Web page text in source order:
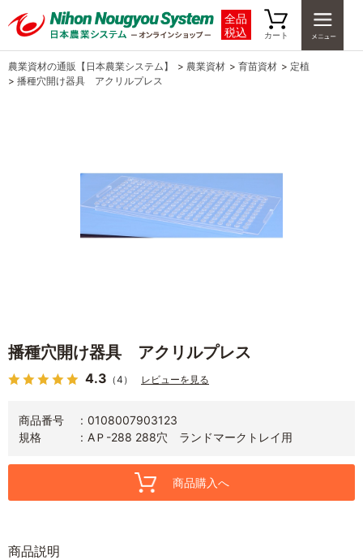
全品
税込
カート
農業資材の通販【日本農業システム】 > 農業資材 > 育苗資材 > 定植
> 播種穴開け器具 アクリルプレス
播種穴開け器具 アクリルプレス
4.3 （4） レビューを見る
商品番号
0108007903123
規格
AＰ-288 288穴 ランドマークトレイ用
商品購入へ
商品説明